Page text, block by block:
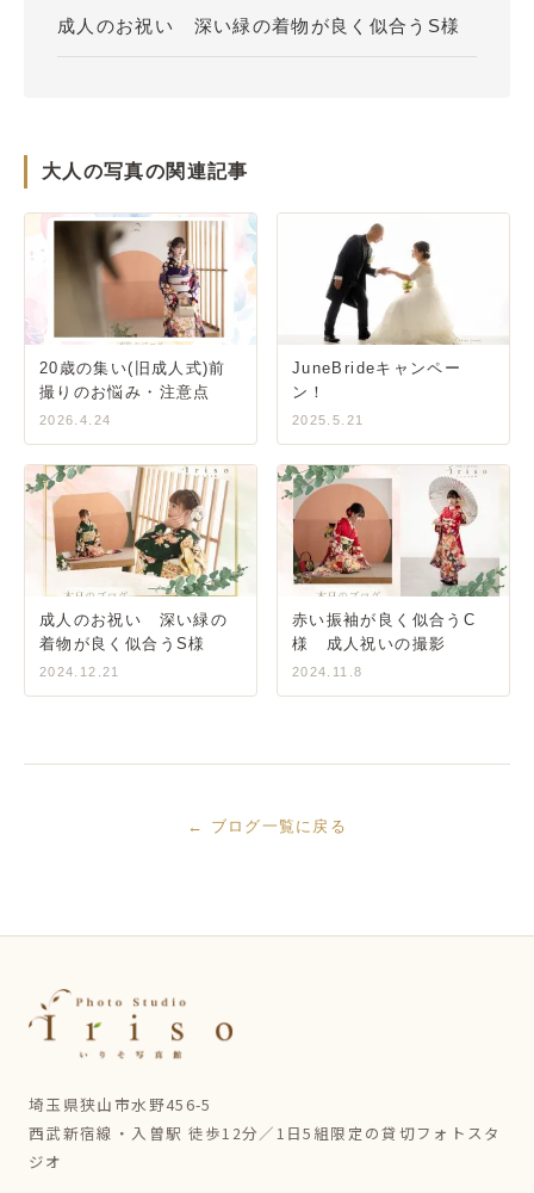
成人のお祝い 深い緑の着物が良く似合うS様
大人の写真の関連記事
20歳の集い(旧成人式)前
撮りのお悩み・注意点
2026.4.24
JuneBrideキャンペー
ン！
2025.5.21
成人のお祝い 深い緑の
着物が良く似合うS様
2024.12.21
赤い振袖が良く似合うC
様 成人祝いの撮影
2024.11.8
← ブログ一覧に戻る
埼玉県狭山市水野456-5
西武新宿線・入曽駅 徒歩12分／1日5組限定の貸切フォトスタ
ジオ